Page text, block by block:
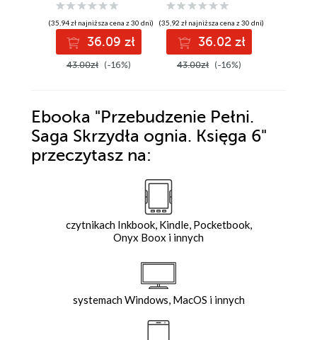
(35,94 zł najniższa cena z 30 dni)
36.09 zł
43.00zł (-16%)
(35,92 zł najniższa cena z 30 dni)
36.02 zł
43.00zł (-16%)
Ebooka "Przebudzenie Pełni.
Saga Skrzydła ognia. Księga 6"
przeczytasz na:
czytnikach Inkbook, Kindle, Pocketbook,
Onyx Boox i innych
systemach Windows, MacOS i innych